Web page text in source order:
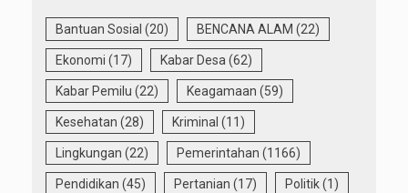
Bantuan Sosial (20) BENCANA ALAM (22)
Ekonomi (17) Kabar Desa(62)
Kabar Pemilu (22) Keagamaan (59)
Kesehatan (28) Kriminal (11)
Lingkungan (22) Pemerintahan (1166)
Pendidikan (45) Pertanian (17) Politik(1)